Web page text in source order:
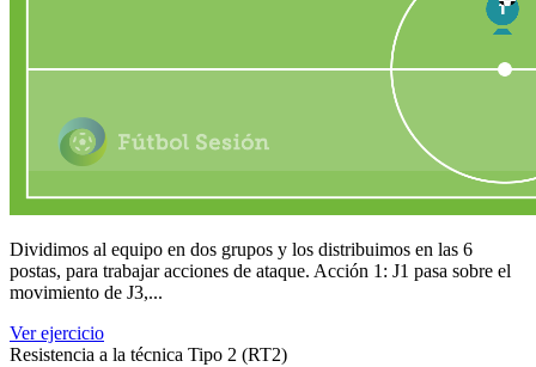
Dividimos al equipo en dos grupos y los distribuimos en las 6
postas, para trabajar acciones de ataque. Acción 1: J1 pasa sobre el
movimiento de J3,...
Ver ejercicio
Resistencia a la técnica Tipo 2 (RT2)